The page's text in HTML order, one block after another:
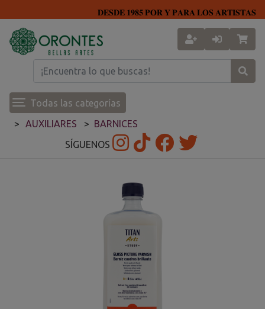
𝐃𝐄𝐒𝐃𝐄 𝟏𝟗𝟖𝟓 𝐏𝐎𝐑 𝐘 𝐏𝐀𝐑𝐀 𝐋𝐎𝐒 𝐀𝐑𝐓𝐈𝐒𝐓𝐀𝐒
Todas las categorías
AUXILIARES
BARNICES
SÍGUENOS